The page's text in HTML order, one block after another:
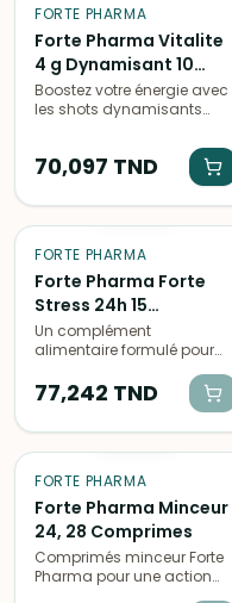
FORTE PHARMA
Forte Pharma Vitalite
4 g Dynamisant 10
Shots
Boostez votre énergie avec
les shots dynamisants
vitamines et minéraux
essentiels pour un coup de
fouet instantané.
70,097 TND
FORTE PHARMA
Forte Pharma Forte
Stress 24h 15
Comprimes
Un complément
alimentaire formulé pour
et favoriser la relaxation,
avec une action prolongée
77,242 TND
FORTE PHARMA
Forte Pharma Minceur
24, 28 Comprimes
Comprimés minceur Forte
Pharma pour une action